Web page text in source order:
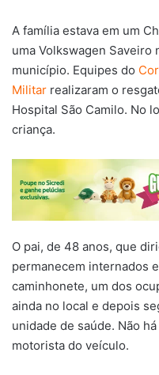
A família estava em um
uma Volkswagen
município. Equipes do
Militar realizaram o
Hospital São Camilo. No
criança.
O pai, de 48 anos, que
permanecem internados
caminhonete, um dos
ainda no local e depois
unidade de saúde. Não
motorista do veículo.